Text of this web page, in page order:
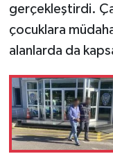
gerçekleştirdi.
çocuklara
alanlarda da